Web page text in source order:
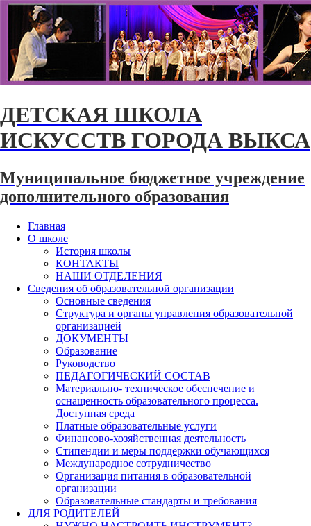
ДЕТСКАЯ ШКОЛА
ИСКУССТВ ГОРОДА ВЫКСА
Муниципальное бюджетное учреждение
дополнительного образования
Главная
О школе
История школы
КОНТАКТЫ
НАШИ ОТДЕЛЕНИЯ
Сведения об образовательной организации
Основные сведения
Структура и органы управления образовательной
организацией
ДОКУМЕНТЫ
Образование
Руководство
ПЕДАГОГИЧЕСКИЙ СОСТАВ
Материально- техническое обеспечение и
оснащенность образовательного процесса.
Доступная среда
Платные образовательные услуги
Финансово-хозяйственная деятельность
Стипендии и меры поддержки обучающихся
Международное сотрудничество
Организация питания в образовательной
организации
Образовательные стандарты и требования
ДЛЯ РОДИТЕЛЕЙ